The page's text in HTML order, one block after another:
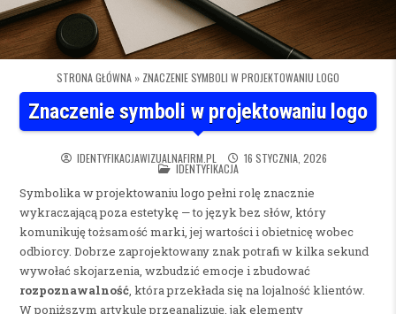
STRONA GŁÓWNA » ZNACZENIE SYMBOLI W PROJEKTOWANIU LOGO
Znaczenie symboli w projektowaniu logo
IDENTYFIKACJAWIZUALNAFIRM.PL 16 STYCZNIA, 2026
POSTED IN
IDENTYFIKACJA
Symbolika w projektowaniu logo pełni rolę znacznie
wykraczającą poza estetykę — to język bez słów, który
komunikuję tożsamość marki, jej wartości i obietnicę wobec
odbiorcy. Dobrze zaprojektowany znak potrafi w kilka sekund
wywołać skojarzenia, wzbudzić emocje i zbudować
rozpoznawalność, która przekłada się na lojalność klientów.
W poniższym artykule przeanalizuję, jak elementy